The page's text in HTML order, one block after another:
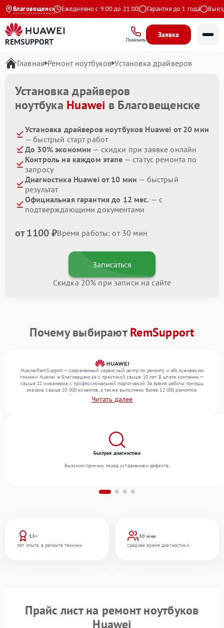
Благовещенск
4.9 на Яндекс Ежедневно с 9:00 до 21:00 Гарантия до 1 года Выезд
REMSUPPORT Позвонить
Заявка
Главная Ремонт ноутбуков Установка драйверов
Установка драйверов
ноутбука Huawei в Благовещенске
Установка драйверов ноутбуков Huawei от 20 мин
— быстрый старт работ
До 30% экономии — скидки при заявке онлайн
Контроль на каждом этапе — статус ремонта по
запросу
Диагностика Huawei от 10 мин — быстрый
результат
Официальная гарантия до 12 мес. — с
подтверждающими документами
от 1100 ₽Время работы: от 30 мин
Записаться
Скидка 20% при записи на сайте
Почему выбираютRemSupport
HuaweiRemSupport — современный сервисный центр по ремонту и обслуживанию
техники Huawei в Благовещенске с практикой свыше 10 лет. В штате компании —
свыше 22 инженеров с профессиональной подготовкой. За время работы помощь
оказана свыше 10 000 клиентов, а также выполнено более 12 000 ремонтов.
Ежемесячно в сервисный центр поступает свыше 300 единиц техники, включая , , . Мы
устраняем поломки любой сложности и поддерживаем высокий стандарт качества
Читать далее
13+
лет опыта в ремонте техники
30 мин
среднее время диагностики
Быстрая диагностика
Выясним причину перед устранением дефекта.
Прайс лист на ремонт ноутбуков
Huawei